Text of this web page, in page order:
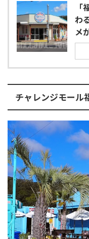
わ
メ
チャレンジモール